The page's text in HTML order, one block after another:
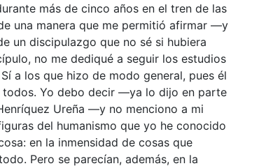
más de cinco años en el tren de las
una manera que me permitió afirmar —y
un discipulazgo que no sé si hubiera
no me dediqué a seguir los estudios
a los que hizo de modo general, pues él
Yo debo decir —ya lo dijo en parte
Ureña —y no menciono a mi
del humanismo que yo he conocido
en la inmensidad de cosas que
Pero se parecían, además, en la